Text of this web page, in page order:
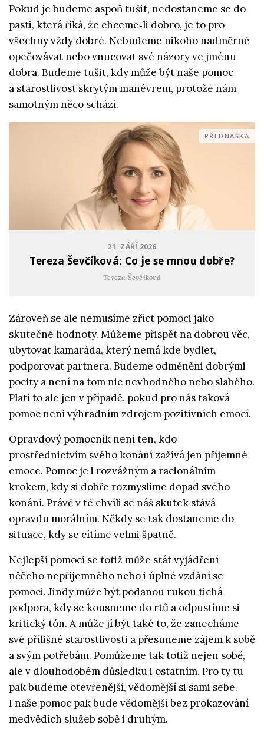
Pokud je budeme aspoň tušit, nedostaneme se do
pasti, která říká, že chceme‑li dobro, je to pro
všechny vždy dobré. Nebudeme nikoho nadměrně
opečovávat nebo vnucovat své názory ve jménu
dobra. Budeme tušit, kdy může být naše pomoc
a starostlivost skrytým manévrem, protože nám
samotným něco schází.
PŘEDNÁŠKA
21. ZÁŘÍ 2026
Tereza Ševčíková: Co je se mnou dobře?
Tereza Ševčíková
Zároveň se ale nemusíme zříct pomoci jako
skutečné hodnoty. Můžeme přispět na dobrou věc,
ubytovat kamaráda, který nemá kde bydlet,
podporovat partnera. Budeme odměněni dobrými
pocity a není na tom nic nevhodného nebo slabého.
Platí to ale jen v případě, pokud pro nás taková
pomoc není výhradním zdrojem pozitivních emocí.
Opravdový pomocník není ten, kdo
prostřednictvím svého konání zažívá jen příjemné
emoce. Pomoc je i rozvážným a racionálním
krokem, kdy si dobře rozmyslíme dopad svého
konání. Právě v té chvíli se náš skutek stává
opravdu morálním. Někdy se tak dostaneme do
situace, kdy se cítíme velmi špatně.
Nejlepší pomocí se totiž může stát vyjádření
něčeho nepříjemného nebo i úplné vzdání se
pomoci. Jindy může být podanou rukou tichá
podpora, kdy se kousneme do rtů a odpustíme si
kritický tón. A může jí být také to, že zanecháme
své přílišné starostlivosti a přesuneme zájem k sobě
a svým potřebám. Pomůžeme tak totiž nejen sobě,
ale v dlouhodobém důsledku i ostatním. Pro ty tu
pak budeme otevřenější, vědomější si sami sebe.
I naše pomoc pak bude vědomější bez prokazování
medvědích služeb sobě i druhým.